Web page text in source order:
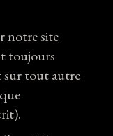
notre site
toujours
sur tout autre